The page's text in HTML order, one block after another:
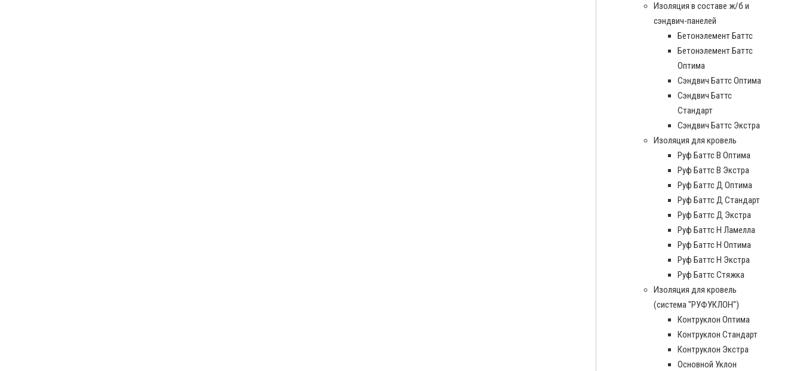
Изоляция в составе ж/б и
сэндвич-панелей
Бетонэлемент Баттс
Бетонэлемент Баттс
Оптима
Сэндвич Баттс Оптима
Сэндвич Баттс
Стандарт
Сэндвич Баттс Экстра
Изоляция для кровель
Руф Баттс В Оптима
Руф Баттс В Экстра
Руф Баттс Д Оптима
Руф Баттс Д Стандарт
Руф Баттс Д Экстра
Руф Баттс Н Ламелла
Руф Баттс Н Оптима
Руф Баттс Н Экстра
Руф Баттс Стяжка
Изоляция для кровель
(система "РУФУКЛОН")
Контруклон Оптима
Контруклон Стандарт
Контруклон Экстра
Основной Уклон